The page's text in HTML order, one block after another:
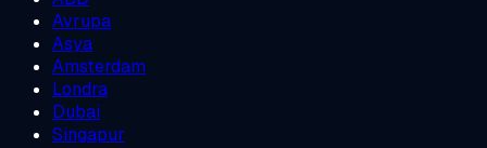
Avrupa
Asya
Amsterdam
Londra
Dubai
Singapur